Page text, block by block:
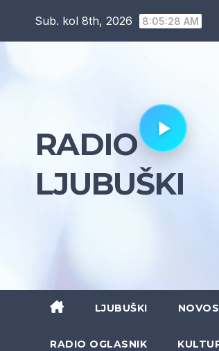
Sub. kol 8th, 2026 8:05:29 AM
RADIO
LJUBUŠKI
LJUBUŠKI
RADIO OGLASNIK